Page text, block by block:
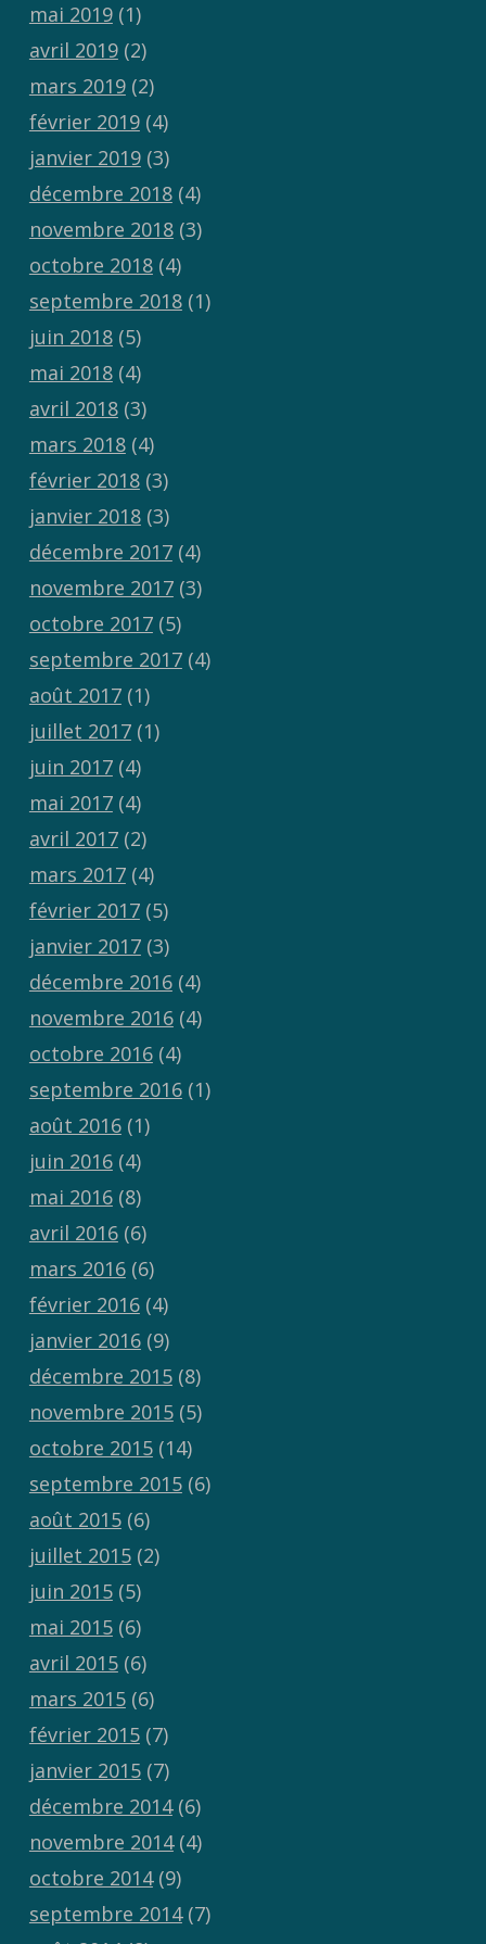
mai 2019(1)
avril 2019(2)
mars 2019(2)
février 2019(4)
janvier 2019(3)
décembre 2018(4)
novembre 2018(3)
octobre 2018(4)
septembre 2018(1)
juin 2018(5)
mai 2018(4)
avril 2018(3)
mars 2018(4)
février 2018(3)
janvier 2018(3)
décembre 2017(4)
novembre 2017(3)
octobre 2017(5)
septembre 2017(4)
août 2017(1)
juillet 2017(1)
juin 2017(4)
mai 2017(4)
avril 2017(2)
mars 2017(4)
février 2017(5)
janvier 2017(3)
décembre 2016(4)
novembre 2016(4)
octobre 2016(4)
septembre 2016(1)
août 2016(1)
juin 2016(4)
mai 2016(8)
avril 2016(6)
mars 2016(6)
février 2016(4)
janvier 2016(9)
décembre 2015(8)
novembre 2015(5)
octobre 2015(14)
septembre 2015(6)
août 2015(6)
juillet 2015(2)
juin 2015(5)
mai 2015(6)
avril 2015(6)
mars 2015(6)
février 2015(7)
janvier 2015(7)
décembre 2014(6)
novembre 2014(4)
octobre 2014(9)
septembre 2014(7)